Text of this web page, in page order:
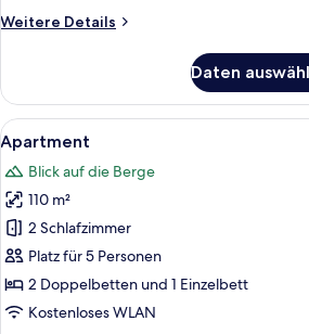
Weitere Details
Weitere
Zimmer
zur
Einzelnutzung
Daten
Alle
Fotos
für
Apartment
anzeigen
Ein
4
Apartment
Blick auf die Berge
110 m²
2 Schlafzimmer
Platz für 5 Personen
2 Doppelbetten und 1 Einzelbett
Kostenloses WLAN